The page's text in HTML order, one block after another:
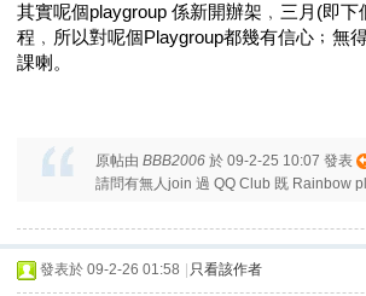
其實呢個playgroup 係新開辦架﹐三月(即
程﹐所以對呢個Playgroup都幾有信心﹔無
課喇。
原帖由 BBB2006 於 09-2-25 10:07 發表
請問有無人join 過 QQ Club 既 Rainbow
發表於 09-2-26 01:58 只看該作者